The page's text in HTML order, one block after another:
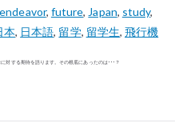
endeavor, future, Japan, study,
本, 日本語, 留学, 留学生, 飛行機
対する期待を語ります。その根底にあったのは･･･？